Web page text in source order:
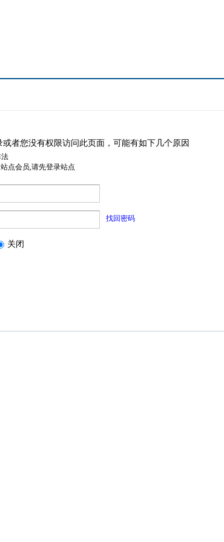
或者您没有权限访问此页面，可能有如下几个原因
点会员,请先登录站点
找回密码
关闭